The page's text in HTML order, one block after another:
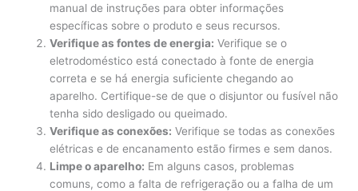
manual de instruções para obter informações
específicas sobre o produto e seus recursos.
Verifique as fontes de energia: Verifique se o
eletrodoméstico está conectado à fonte de energia
correta e se há energia suficiente chegando ao
aparelho. Certifique-se de que o disjuntor ou fusível não
tenha sido desligado ou queimado.
Verifique as conexões: Verifique se todas as conexões
elétricas e de encanamento estão firmes e sem danos.
Limpe o aparelho: Em alguns casos, problemas
comuns, como a falta de refrigeração ou a falha de um